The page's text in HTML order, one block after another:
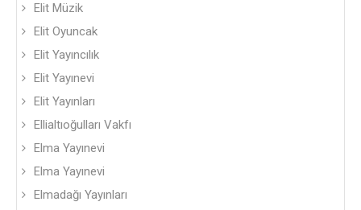
Elit Müzik
Elit Oyuncak
Elit Yayıncılık
Elit Yayınevi
Elit Yayınları
Ellialtıoğulları Vakfı
Elma Yayınevi
Elma Yayınevi
Elmadağı Yayınları